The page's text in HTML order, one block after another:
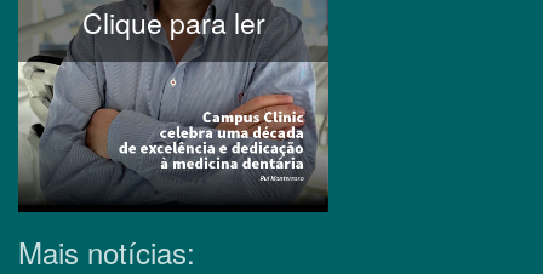
Clique para ler
Mais notícias: